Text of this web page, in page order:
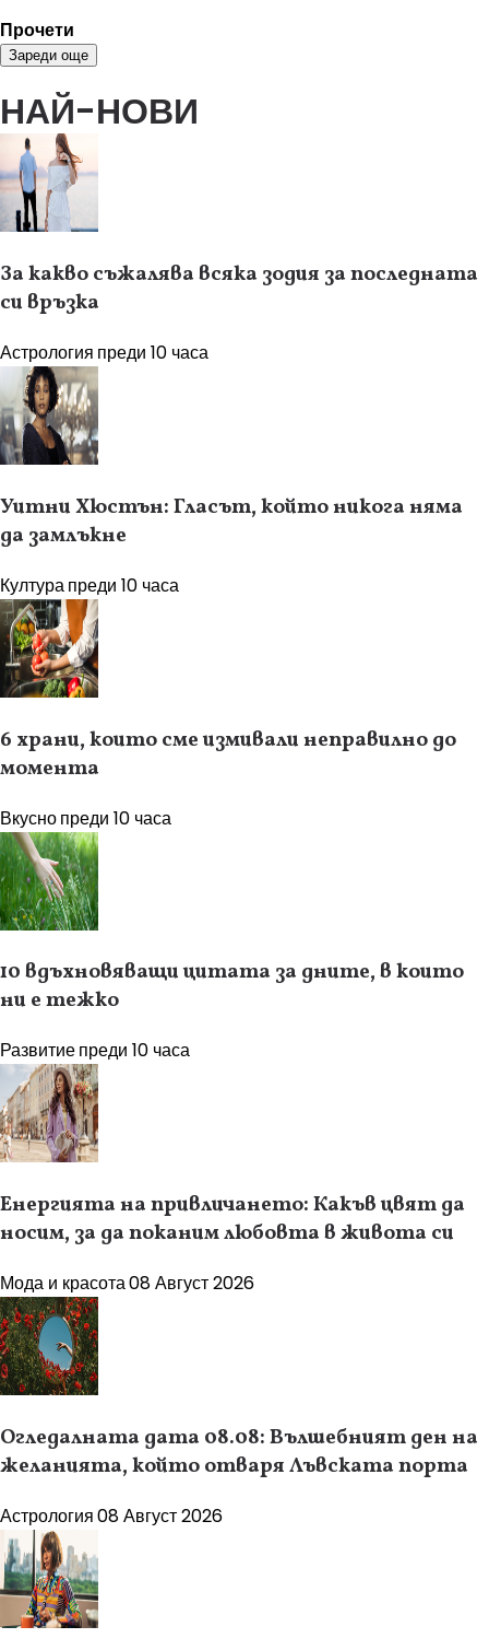
Прочети
Зареди още
НАЙ-НОВИ
За какво съжалява всяка зодия за последната
си връзка
Астрология преди 10 часа
Уитни Хюстън: Гласът, който никога няма
да замлъкне
Културапреди 10 часа
6 храни, които сме измивали неправилно до
момента
Вкуснопреди 10 часа
10 вдъхновяващи цитата за дните, в които
ни е тежко
Развитиепреди 10 часа
Енергията на привличането: Какъв цвят да
носим, за да поканим любовта в живота си
Мода и красота08 Август 2026
Огледалната дата 08.08: Вълшебният ден на
желанията, който отваря Лъвската порта
Астрология08 Август 2026